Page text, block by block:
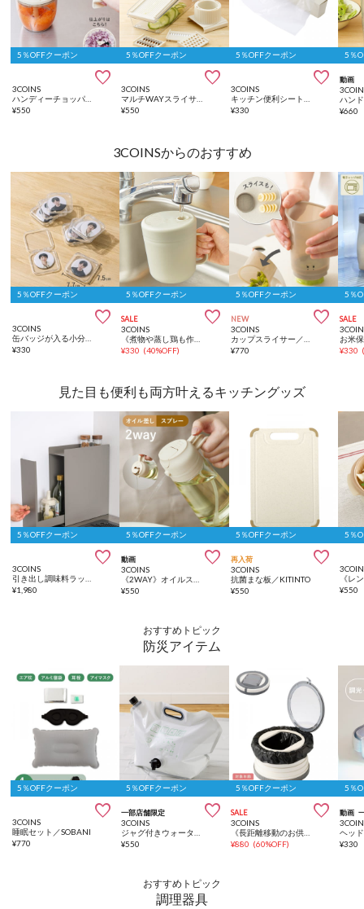
5％OFFクーポン

3COINS
¥550
5％OFFクーポン

3COINS
¥550
5％OFFクーポン

3COINS
¥330
5％
動画
¥660
3COINSからのおすすめ
5％OFFクーポン

3COINS
¥330
5％OFFクーポン
SALE 
3COINS
¥330 (40%OFF)
5％OFFクーポン
NEW 
3COINS
¥770
5％
SALE
¥330
見た目も便利も両方叶えるキッチングッズ
5％OFFクーポン

3COINS
¥1,980
5％OFFクーポン
動画 
3COINS
¥550
5％OFFクーポン
再入荷 
3COINS
抗菌まな板／KITINTO
¥550
5％
¥550
おすすめトピック
防災アイテム
5％OFFクーポン

3COINS
睡眠セット／SOBANI
¥770
5％OFFクーポン
一部店舗限定 
3COINS
¥550
5％OFFクーポン
SALE 
3COINS
《長距離移動のお供に》ポータブルトイレ／KIDS
¥880 (60%OFF)
5％
動画
¥330
おすすめトピック
調理器具